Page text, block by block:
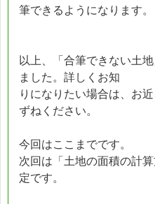
筆できるようになります。
以上、「合筆できない土
ました。詳しくお知
りになりたい場合は、お
ずねください。
今回はここまでです。
次回は「土地の面積の計
定です。